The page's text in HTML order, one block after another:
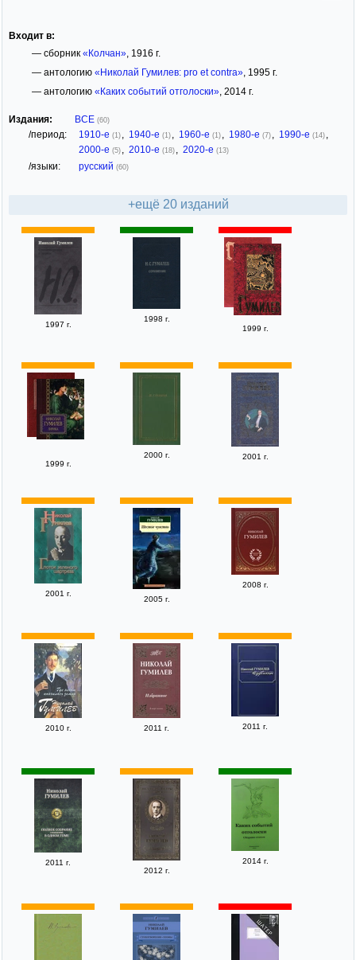
Входит в:
— сборник «Колчан», 1916 г.
— антологию «Николай Гумилев: pro et contra», 1995 г.
— антологию «Каких событий отголоски», 2014 г.
Издания: ВСЕ (60)
/период: 1910-е (1) 1940-е (1) 1960-е (1) 1980-е (7) 1990-е (14)
2000-е (5) 2010-е (18) 2020-е (13)
/языки: русский (60)
+ещё 20 изданий
1997 г.
1998 г.
1999 г.
1999 г.
2000 г. 2001 г.
2001 г.
2005 г.
2008 г.
2010 г. 2011 г. 2011 г.
2011 г.
2012 г.
2014 г.